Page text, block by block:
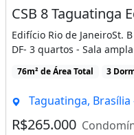
Edifício Rio de JaneiroSt.
DF- 3 quartos - Sala
76m² de Área Total 3
Taguatinga, Brasília
R$265.000